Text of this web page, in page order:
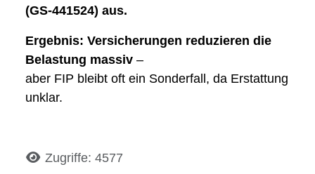
(GS-441524) aus.
Ergebnis: Versicherungen reduzieren die
Belastung massiv –
aber FIP bleibt oft ein Sonderfall, da Erstattung
unklar.
DetailsZugriffe: 4577